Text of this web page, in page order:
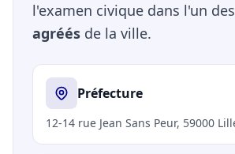
l'examen civique dans l'un des
agréés de la ville.
Préfecture
12-14 rue Jean Sans Peur, 59000